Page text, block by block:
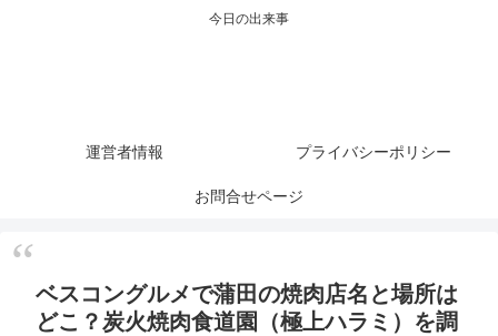
今日の出来事
運営者情報 プライバシーポリシー
お問合せページ
ベスコングルメで蒲田の焼肉店名と場所は
どこ？炭火焼肉食道園（極上ハラミ）を調